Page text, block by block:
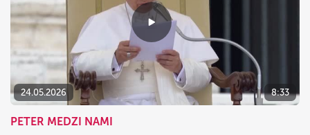
24.05.2026 8:33
PETER MEDZI NAMI